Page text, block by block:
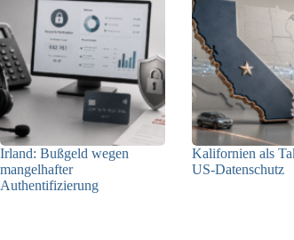
Irland: Bußgeld wegen
mangelhafter
Authentifizierung
Kalifornien als
US-Datenschutz